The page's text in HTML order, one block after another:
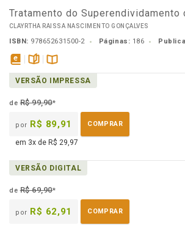
Tratamento do Superendividamento
CLAYRTHA RAISSA NASCIMENTO GONÇALVES
ISBN: 978652631500-2 Páginas: 186
disponível
em
páginasDisponível
na
VERSÃO IMPRESSA
deR$ 99,90*
por R$ 89,91 COMPRAR
em 3x de R$ 29,97
VERSÃO DIGITAL
deR$ 69,90*
por R$ 62,91 COMPRAR